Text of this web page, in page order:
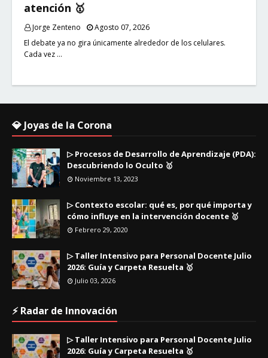
atención 🥇
Jorge Zenteno
Agosto 07, 2026
El debate ya no gira únicamente alrededor de los celulares.
Cada vez …
💎 Joyas de la Corona
▷ Procesos de Desarrollo de Aprendizaje (PDA):
Descubriendo lo Oculto 🥇
Noviembre 13, 2023
▷ Contexto escolar: qué es, por qué importa y
cómo influye en la intervención docente 🥇
Febrero 29, 2020
▷ Taller Intensivo para Personal Docente Julio
2026: Guía y Carpeta Resuelta 🥇
Julio 03, 2026
⚡ Radar de Innovación
▷ Taller Intensivo para Personal Docente Julio
2026: Guía y Carpeta Resuelta 🥇